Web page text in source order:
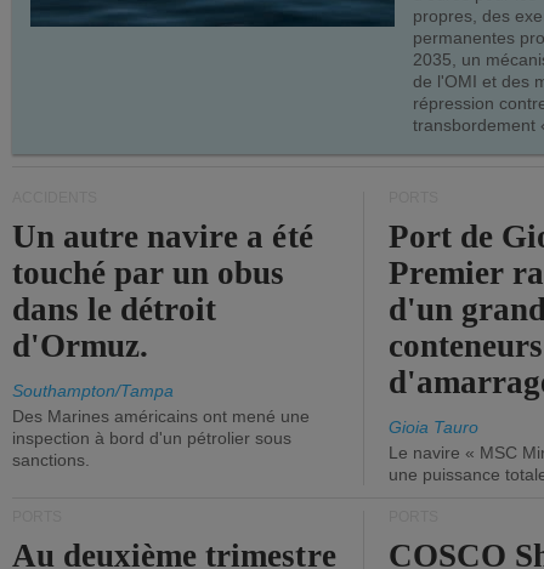
propres, des
permanentes
2035, un
de l'OMI et des
répression
transbordement
Un autre navire a été
touché par un obus
dans le détroit
d'Ormuz.
Southampton/Tampa
Des Marines américains ont mené une
inspection à bord d'un pétrolier sous
sanctions.
Port de
Premier
d'un
Gioia Tauro
Le navire « MSC
une puissance
Au deuxième trimestre
COSCO